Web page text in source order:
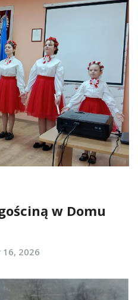
w Domu
16, 2026